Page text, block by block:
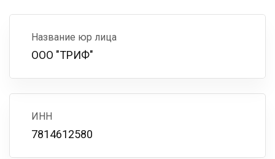
Название юр лица
ООО "ТРИФ"
ИНН
7814612580